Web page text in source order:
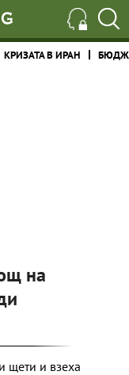
КРИЗАТА В ИРАН
на
щети и взеха